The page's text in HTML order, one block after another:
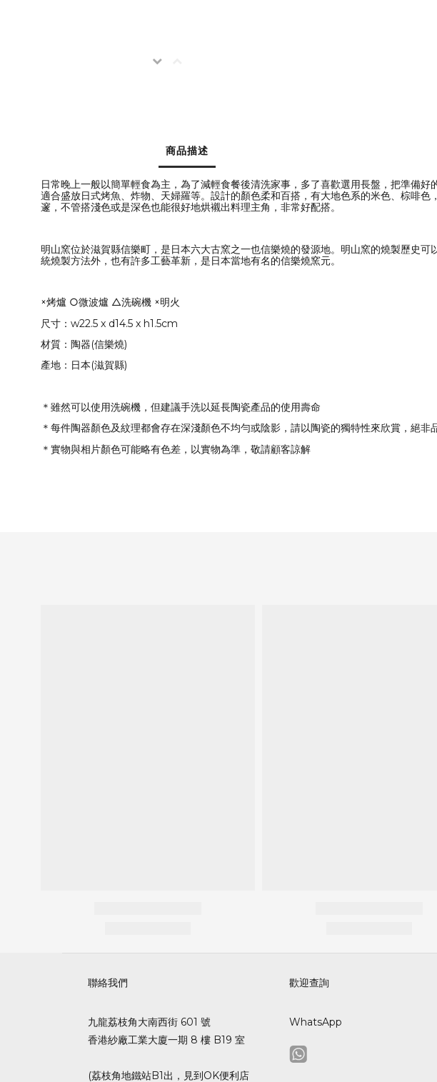
商品描述
日常晚上一般以簡單輕食為主，為了減輕食餐後清洗家事，多了喜歡選用長盤，把準備
適合盛放日式烤魚、炸物、天婦羅等。設計的顏色柔和百搭，有大地色系的米色、棕啡
邃，不管搭淺色或是深色也能很好地烘襯出料理主角，非常好配搭。
明山窯位於滋賀縣信樂町，是日本六大古窯之一也信樂燒的發源地。明山窯的燒製歷史
統燒製方法外，也有許多工藝革新，是日本當地有名的信樂燒窯元。
×烤爐 ○微波爐 △洗碗機 ×明火
尺寸：w22.5 x d14.5 x h1.5cm
材質：陶器(信樂燒)
產地：日本(滋賀縣)
＊雖然可以使用洗碗機，但建議手洗以延長陶瓷產品的使用壽命
＊每件陶器顏色及紋理都會存在深淺顏色不均勻或陰影，請以陶瓷的獨特性來欣賞，絕非
＊實物與相片顏色可能略有色差，以實物為準，敬請顧客諒解
聯絡我們
九龍荔枝角大南西街 601 號
香港紗廠工業大廈一期 8 樓 B19 室
(荔枝角地鐵站B1出，見到OK便利店
歡迎查詢
WhatsApp